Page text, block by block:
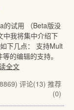
的试用 （Beta版没
中我将集中介绍下
下几点： 支持Mult
的编辑的支持。
全文
评论(13) 推荐
(0)